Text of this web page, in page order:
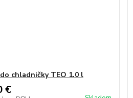
chladničky TEO 1.0 l
€